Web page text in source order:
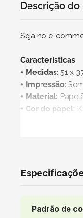
Descrição
Seja no e-
Características
+ Medidas: 51 x
+ Impressão:
+ Material:
+ Cor do papel:
Uso indicado
assistência
Padrão de